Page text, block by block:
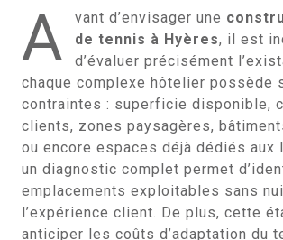
A vant d’envisager une
de tennis à Hyères, il est
d’évaluer précisément
chaque complexe hôtelier possède
contraintes : superficie disponible,
clients, zones paysagères,
ou encore espaces déjà dédiés aux
un diagnostic complet permet
emplacements exploitables sans
l’expérience client. De plus, cette
anticiper les coûts d’adaptation du